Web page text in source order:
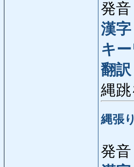
発
漢字
キ
翻訳
縄跳
縄張り
発